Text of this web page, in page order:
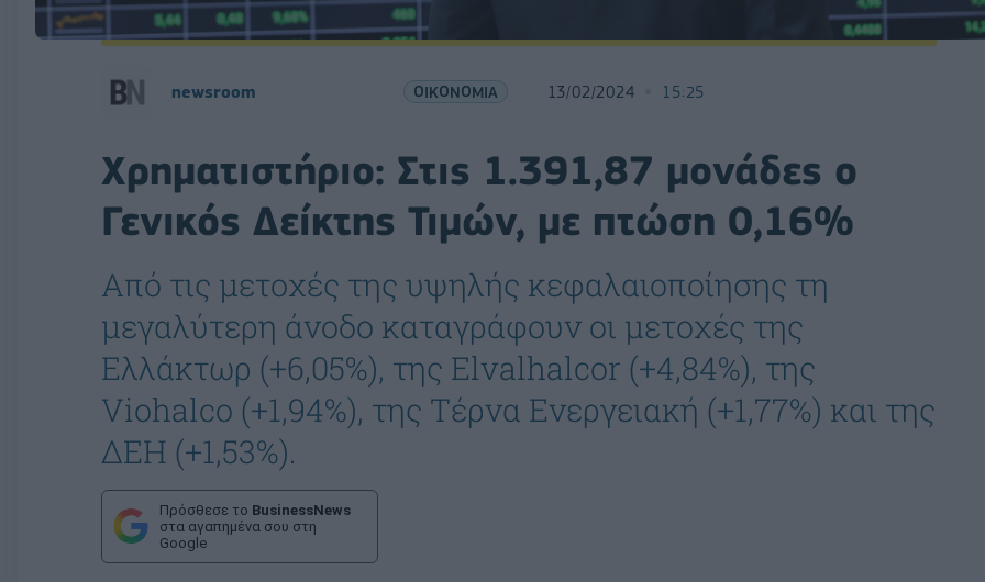
newsroom ΟΙΚΟΝΟΜΙΑ 13/02/2024 15:25
Χρηματιστήριο: Στις 1.391,87 μονάδες ο
Γενικός Δείκτης Τιμών, με πτώση 0,16%
Από τις μετοχές της υψηλής κεφαλαιοποίησης τη
μεγαλύτερη άνοδο καταγράφουν οι μετοχές της
Ελλάκτωρ (+6,05%), της Elvalhalcor (+4,84%), της
Viohalco (+1,94%), της Τέρνα Ενεργειακή (+1,77%) και της
ΔΕΗ (+1,53%).
Πρόσθεσε το BusinessNews
στα αγαπημένα σου στη
Google